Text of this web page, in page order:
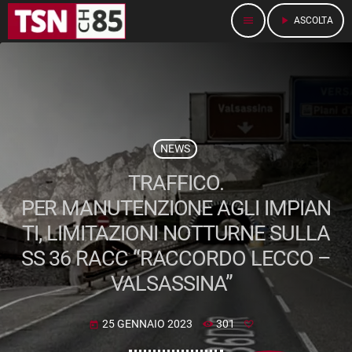
menu play_arrow ASCOLTA
NEWS
TRAFFICO.
PER MANUTENZIONE AGLI IMPIAN
TI, LIMITAZIONI NOTTURNE SULLA
SS 36 RACC “RACCORDO LECCO –
VALSASSINA”
today 25 GENNAIO 2023 301